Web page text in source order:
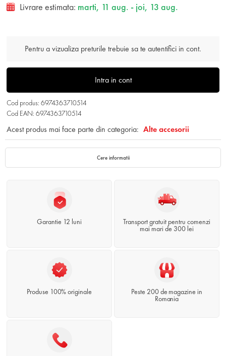
Livrare estimata: marti, 11 aug. - joi, 13 aug.
Pentru a vizualiza preturile trebuie sa te autentifici in cont.
Intra in cont
Cod produs: 6974363710514
Cod EAN: 6974363710514
Acest produs mai face parte din categoria: Alte accesorii
Cere informatii
Garantie 12 luni
Transport gratuit pentru comenzi
mai mari de 300 lei
Produse 100% originale
Peste 200 de magazine in
Romania